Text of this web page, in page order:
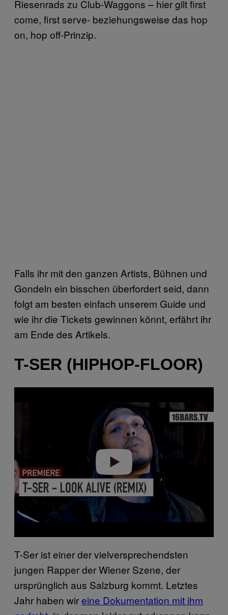
Riesenrads zu Club-Waggons – hier gilt first
come, first serve- beziehungsweise das hop
on, hop off-Prinzip.
Falls ihr mit den ganzen Artists, Bühnen und
Gondeln ein bisschen überfordert seid, dann
folgt am besten einfach unserem Guide und
wie ihr die Tickets gewinnen könnt, erfährt ihr
am Ende des Artikels.
T-SER (HIPHOP-FLOOR)
T-Ser ist einer der vielversprechendsten
jungen Rapper der Wiener Szene, der
ursprünglich aus Salzburg kommt. Letztes
Jahr haben wireine Dokumentation mit ihm